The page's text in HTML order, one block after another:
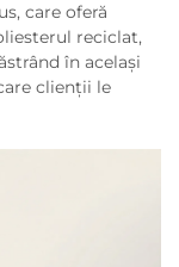
care oferă
reciclat,
în același
clienții le